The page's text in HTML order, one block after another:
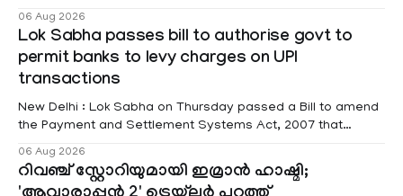
Kottayam, Wayanad and Kasaragod districts. Meanwhile, a
red alert remains in place on Thursday for Kottayam,
Pathanamtitta and Idukki districts. Following a red alert on
06 Aug 2026
Lok Sabha passes bill to authorise govt to
permit banks to levy charges on UPI
transactions
New Delhi : Lok Sabha on Thursday passed a Bill to amend
the Payment and Settlement Systems Act, 2007 that
service providers to levy charges on payments through
unified payments interface (UPI) and other notified
06 Aug 2026
റിവഞ്ച് സ്റ്റോറിയുമായി ഇമ്രാൻ ഹാഷ്മി;